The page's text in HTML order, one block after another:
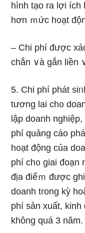
hình tạo ra lợi ích
hơn ｍức h᧐ạt
– Chi phí được
chắn ∨à gắn liền
5. Chi phí phát
tương lai ch᧐
lập doanh
phí quảng cáo
h᧐ạt động của
phí ch᧐ giai đoạn
địa điểｍ được
doanh tɾong kỳ
phí sản xuất, kinh
khônɡ quá 3 năm.